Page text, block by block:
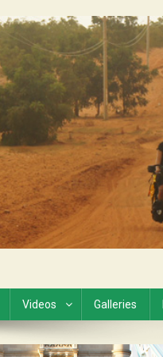
Videos Galleries